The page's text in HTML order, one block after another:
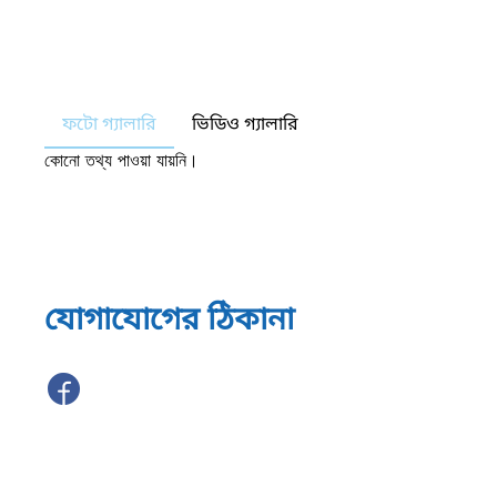
ফটো গ্যালারি ভিডিও গ্যালারি
কোনো তথ্য পাওয়া যায়নি।
যোগাযোগের ঠিকানা